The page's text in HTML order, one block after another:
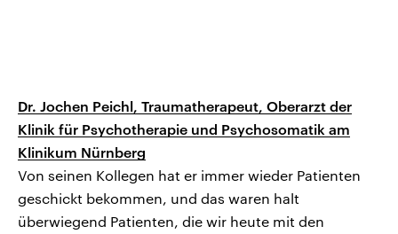
Dr. Jochen Peichl, Traumatherapeut, Oberarzt der
Klinik für Psychotherapie und Psychosomatik am
Klinikum Nürnberg
Von seinen Kollegen hat er immer wieder Patienten
geschickt bekommen, und das waren halt
überwiegend Patienten, die wir heute mit den